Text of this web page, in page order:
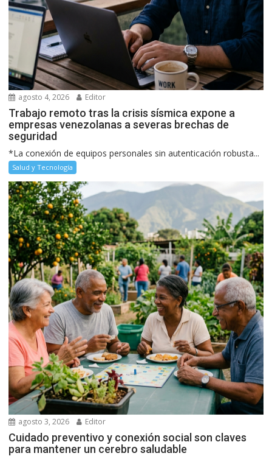
agosto 4, 2026 Editor
Trabajo remoto tras la crisis sísmica expone a
empresas venezolanas a severas brechas de
seguridad
*La conexión de equipos personales sin autenticación robusta...
Salud y Tecnología
agosto 3, 2026 Editor
Cuidado preventivo y conexión social son claves
para mantener un cerebro saludable